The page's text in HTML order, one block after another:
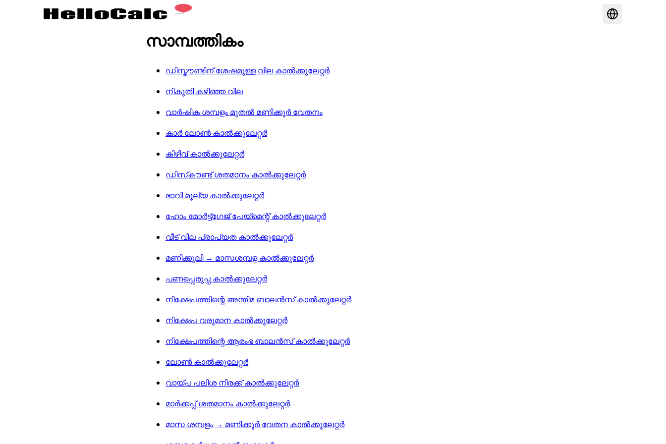
സാമ്പത്തികം
ഡിസ്കൗണ്ടിന് ശേഷമുള്ള വില കാൽക്കുലേറ്റർ
നികുതി കഴിഞ്ഞ വില
വാർഷിക ശമ്പളം മുതൽ മണിക്കൂർ വേതനം
കാർ ലോൺ കാൽക്കുലേറ്റർ
കിഴിവ് കാൽക്കുലേറ്റർ
ഡിസ്‌കൗണ്ട് ശതമാനം കാൽക്കുലേറ്റർ
ഭാവി മൂല്യ കാൽക്കുലേറ്റർ
ഹോം മോർട്ട്ഗേജ് പേയ്മെന്റ് കാൽക്കുലേറ്റർ
വീട് വില പ്രാപ്യത കാൽക്കുലേറ്റർ
മണിക്കൂലി → മാസശമ്പള കാൽക്കുലേറ്റർ
പണപ്പെരുപ്പ കാൽക്കുലേറ്റർ
നിക്ഷേപത്തിന്റെ അന്തിമ ബാലൻസ് കാൽക്കുലേറ്റർ
നിക്ഷേപ വരുമാന കാൽക്കുലേറ്റർ
നിക്ഷേപത്തിന്റെ ആരംഭ ബാലൻസ് കാൽക്കുലേറ്റർ
ലോൺ കാൽക്കുലേറ്റർ
വായ്പ പലിശ നിരക്ക് കാൽക്കുലേറ്റർ
മാർക്കപ്പ് ശതമാനം കാൽക്കുലേറ്റർ
മാസ ശമ്പളം → മണിക്കൂർ വേതന കാൽക്കുലേറ്റർ